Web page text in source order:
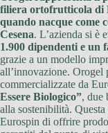
filiera ortofrutticola di
quando nacque
Cesena. L’azienda si è
1.900 dipendenti e un
grazie a un modello
all’innovazione. Orogel
commercializzate da
Essere Biologico”, due
alla sostenibilità.
Eurospin di offrire